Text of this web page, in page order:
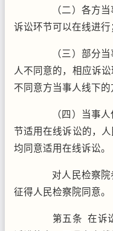
（二）各方当
诉讼环节可以在线进行
（三）部分当
人不同意的，相应诉
不同意方当事人线下的
（四）当事人
节适用在线诉讼的，
均同意适用在线诉讼。
对人民检察院
征得人民检察院同意。
第五条 在诉讼